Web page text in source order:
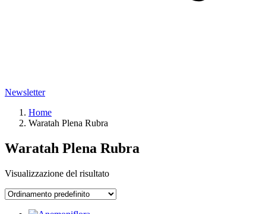
Newsletter
Home
Waratah Plena Rubra
Waratah Plena Rubra
Visualizzazione del risultato